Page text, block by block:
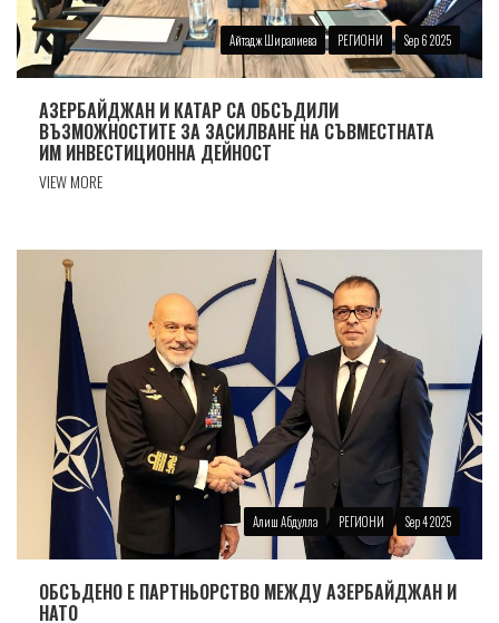
Айтадж Ширалиева РЕГИОНИ Sep 6 2025
АЗЕРБАЙДЖАН И КАТАР СА ОБСЪДИЛИ
ВЪЗМОЖНОСТИТЕ ЗА ЗАСИЛВАНЕ НА СЪВМЕСТНАТА
ИМ ИНВЕСТИЦИОННА ДЕЙНОСТ
VIEW MORE
Алиш Абдулла РЕГИОНИ Sep 4 2025
ОБСЪДЕНО Е ПАРТНЬОРСТВО МЕЖДУ АЗЕРБАЙДЖАН И
НАТО